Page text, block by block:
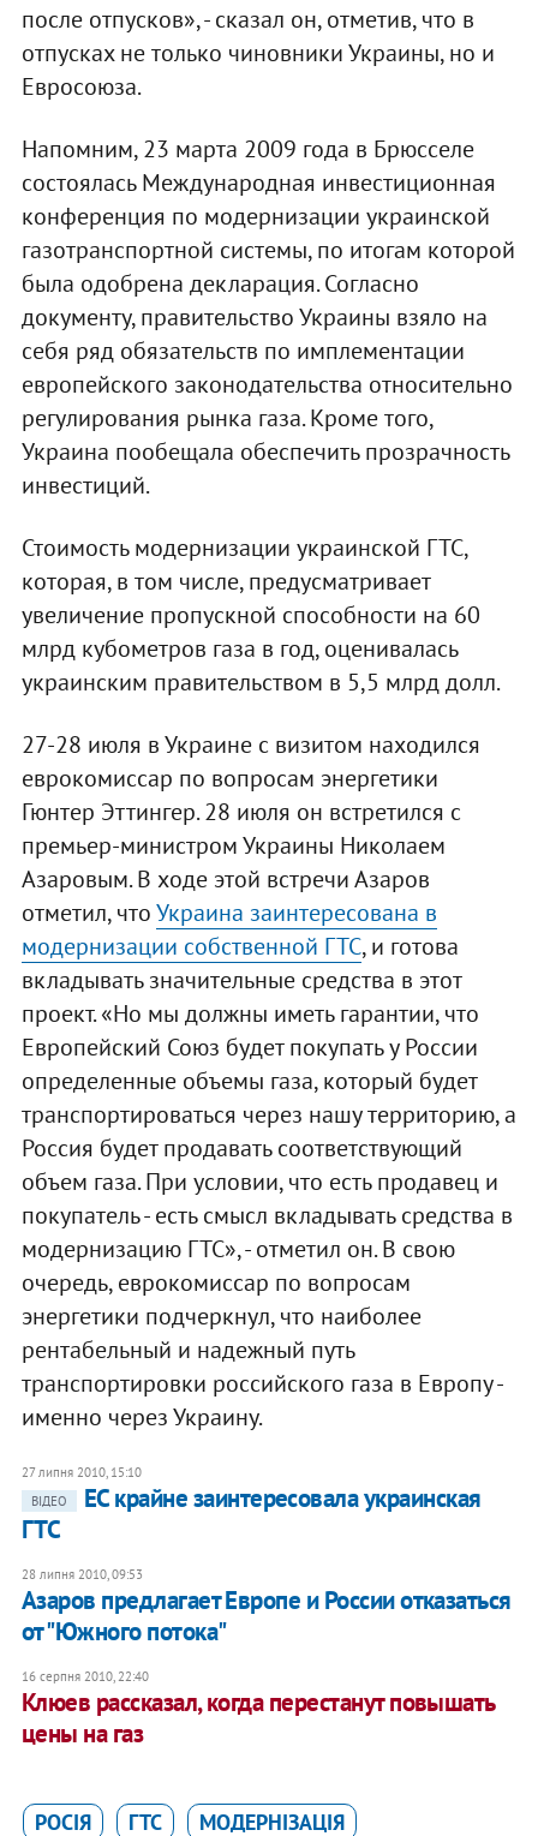
после отпусков», - сказал он, отметив, что в
отпусках не только чиновники Украины, но и
Евросоюза.
Напомним, 23 марта 2009 года в Брюсселе
состоялась Международная инвестиционная
конференция по модернизации украинской
газотранспортной системы, по итогам которой
была одобрена декларация. Согласно
документу, правительство Украины взяло на
себя ряд обязательств по имплементации
европейского законодательства относительно
регулирования рынка газа. Кроме того,
Украина пообещала обеспечить прозрачность
инвестиций.
Стоимость модернизации украинской ГТС,
которая, в том числе, предусматривает
увеличение пропускной способности на 60
млрд кубометров газа в год, оценивалась
украинским правительством в 5,5 млрд долл.
27-28 июля в Украине с визитом находился
еврокомиссар по вопросам энергетики
Гюнтер Эттингер. 28 июля он встретился с
премьер-министром Украины Николаем
Азаровым. В ходе этой встречи Азаров
отметил, чтоУкраина заинтересована в
модернизации собственной ГТС, и готова
вкладывать значительные средства в этот
проект. «Но мы должны иметь гарантии, что
Европейский Союз будет покупать у России
определенные объемы газа, который будет
транспортироваться через нашу территорию, а
Россия будет продавать соответствующий
объем газа. При условии, что есть продавец и
покупатель - есть смысл вкладывать средства в
модернизацию ГТС», - отметил он. В свою
очередь, еврокомиссар по вопросам
энергетики подчеркнул, что наиболее
рентабельный и надежный путь
транспортировки российского газа в Европу -
именно через Украину.
27 липня 2010, 15:10
ВІДЕО
ЕС крайне заинтересовала украинская
ГТС
28 липня 2010, 09:53
Азаров предлагает Европе и России отказаться
от "Южного потока"
16 серпня 2010, 22:40
Клюев рассказал, когда перестанут повышать
цены на газ
РОСІЯ ГТС МОДЕРНІЗАЦІЯ